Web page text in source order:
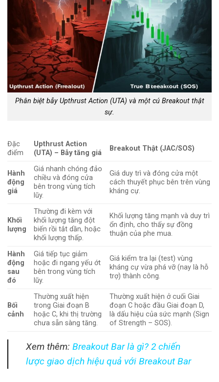
Phân biệt bẫy Upthrust Action (UTA) và một cú Breakout thật
sự.
Đặc
điểm
Upthrust Action
(UTA) – Bẫy tăng giá
Breakout Thật (JAC/SOS)
Hành
động
giá
Giá nhanh chóng đảo
chiều và đóng cửa
bên trong vùng tích
lũy.
Giá duy trì và đóng cửa một
cách thuyết phục bên trên vùng
kháng cự.
Khối
lượng
Thường đi kèm với
khối lượng tăng đột
biến rồi tắt dần, hoặc
khối lượng thấp.
Khối lượng tăng mạnh và duy trì
ổn định, cho thấy sự đồng
thuận của phe mua.
Hành
động
sau
đó
Giá tiếp tục giảm
hoặc đi ngang yếu ớt
bên trong vùng tích
lũy.
Giá kiểm tra lại (test) vùng
kháng cự vừa phá vỡ (nay là hỗ
trợ) thành công.
Bối
cảnh
Thường xuất hiện
trong Giai đoạn B
hoặc C, khi thị trường
chưa sẵn sàng tăng.
Thường xuất hiện ở cuối Giai
đoạn C hoặc đầu Giai đoạn D,
là dấu hiệu của sức mạnh (Sign
of Strength – SOS).
Xem thêm: Breakout Bar là gì? 2 chiến
lược giao dịch hiệu quả với Breakout Bar